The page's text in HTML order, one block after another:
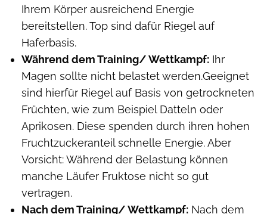
Ihrem Körper ausreichend Energie
bereitstellen. Top sind dafür Riegel auf
Haferbasis.
Während dem Training/ Wettkampf: Ihr
Magen sollte nicht belastet werden.Geeignet
sind hierfür Riegel auf Basis von getrockneten
Früchten, wie zum Beispiel Datteln oder
Aprikosen. Diese spenden durch ihren hohen
Fruchtzuckeranteil schnelle Energie. Aber
Vorsicht: Während der Belastung können
manche Läufer Fruktose nicht so gut
vertragen.
Nach dem Training/ Wettkampf: Nach dem